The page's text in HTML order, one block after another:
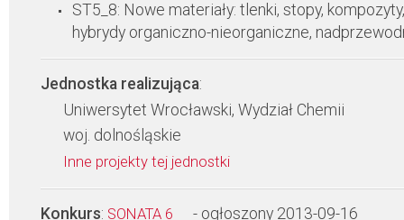
ST5_8: Nowe materiały: tlenki, stopy, kompozyty,
hybrydy organiczno-nieorganiczne,
Jednostka realizująca:
Uniwersytet Wrocławski, Wydział Chemii
woj. dolnośląskie
Inne projekty tej jednostki
Konkurs: SONATA 6 - ogłoszony 2013-09-16